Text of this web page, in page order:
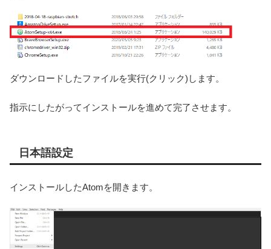
ダウンロードしたファイルを実行(クリック)します。
指示にしたがってインストールを進めて完了させます。
日本語設定
インストールしたAtomを開きます。